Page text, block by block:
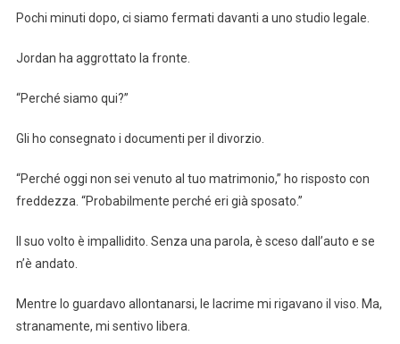
Pochi minuti dopo, ci siamo fermati davanti a uno studio legale.
Jordan ha aggrottato la fronte.
“Perché siamo qui?”
Gli ho consegnato i documenti per il divorzio.
“Perché oggi non sei venuto al tuo matrimonio,” ho risposto con
freddezza. “Probabilmente perché eri già sposato.”
Il suo volto è impallidito. Senza una parola, è sceso dall’auto e se
n’è andato.
Mentre lo guardavo allontanarsi, le lacrime mi rigavano il viso. Ma,
stranamente, mi sentivo libera.